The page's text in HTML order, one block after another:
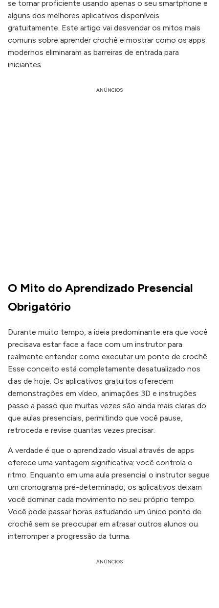
se tornar proficiente usando apenas o seu smartphone e
alguns dos melhores aplicativos disponíveis
gratuitamente. Este artigo vai desvendar os mitos mais
comuns sobre aprender crochê e mostrar como os apps
modernos eliminaram as barreiras de entrada para
iniciantes.
ANÚNCIOS
O Mito do Aprendizado Presencial
Obrigatório
Durante muito tempo, a ideia predominante era que você
precisava estar face a face com um instrutor para
realmente entender como executar um ponto de crochê.
Esse conceito está completamente desatualizado nos
dias de hoje. Os aplicativos gratuitos oferecem
demonstrações em vídeo, animações 3D e instruções
passo a passo que muitas vezes são ainda mais claras do
que aulas presenciais, permitindo que você pause,
retroceda e revise quantas vezes precisar.
A verdade é que o aprendizado visual através de apps
oferece uma vantagem significativa: você controla o
ritmo. Enquanto em uma aula presencial o instrutor segue
um cronograma pré-determinado, os aplicativos deixam
você dominar cada movimento no seu próprio tempo.
Você pode passar horas estudando um único ponto de
crochê sem se preocupar em atrasar outros alunos ou
interromper a progressão da turma.
ANÚNCIOS